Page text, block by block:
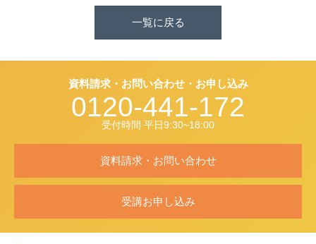
一覧に戻る
資料請求・お問い合わせ・お申し込み
0120-441-172
受付時間 平日9:30~18:00
資料請求・お問い合わせ
受講お申し込み